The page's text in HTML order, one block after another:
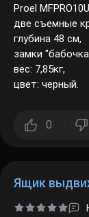
Proel
две съемные
глубина 48 см,
замки
вес: 7,85кг,
цвет: черный.
0
Ящик